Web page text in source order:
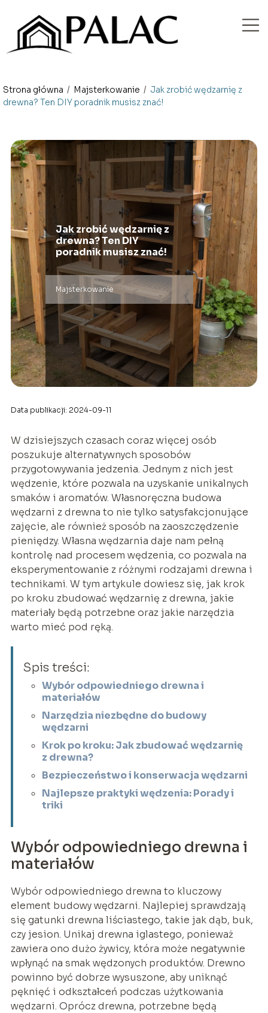
Strona główna / Majsterkowanie / Jak zrobić wędzarnię z
drewna? Ten DIY poradnik musisz znać!
Jak zrobić wędzarnię z
drewna? Ten DIY
poradnik musisz znać!
Majsterkowanie
Data publikacji: 2024-09-11
W dzisiejszych czasach coraz więcej osób
poszukuje alternatywnych sposobów
przygotowywania jedzenia. Jednym z nich jest
wędzenie, które pozwala na uzyskanie unikalnych
smaków i aromatów. Własnoręczna budowa
wędzarni z drewna to nie tylko satysfakcjonujące
zajęcie, ale również sposób na zaoszczędzenie
pieniędzy. Własna wędzarnia daje nam pełną
kontrolę nad procesem wędzenia, co pozwala na
eksperymentowanie z różnymi rodzajami drewna i
technikami. W tym artykule dowiesz się, jak krok
po kroku zbudować wędzarnię z drewna, jakie
materiały będą potrzebne oraz jakie narzędzia
warto mieć pod ręką.
Spis treści:
Wybór odpowiedniego drewna i
materiałów
Narzędzia niezbędne do budowy
wędzarni
Krok po kroku: Jak zbudować wędzarnię
z drewna?
Bezpieczeństwo i konserwacja wędzarni
Najlepsze praktyki wędzenia: Porady i
triki
Wybór odpowiedniego drewna i
materiałów
Wybór odpowiedniego drewna to kluczowy
element budowy wędzarni. Najlepiej sprawdzają
się gatunki drewna liściastego, takie jak dąb, buk,
czy jesion. Unikaj drewna iglastego, ponieważ
zawiera ono dużo żywicy, która może negatywnie
wpłynąć na smak wędzonych produktów. Drewno
powinno być dobrze wysuszone, aby uniknąć
pęknięć i odkształceń podczas użytkowania
wędzarni. Oprócz drewna, potrzebne będą